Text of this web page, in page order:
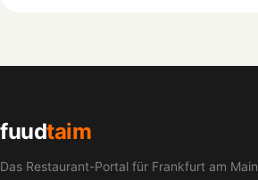
fuudtaim
Das Restaurant-Portal für Frankfurt am Main